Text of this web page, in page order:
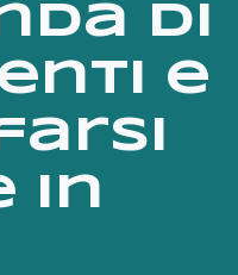
di
e
in